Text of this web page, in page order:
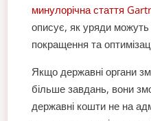
минулорічна стаття
описує, як уряди
покращення та
Якщо державні органи
більше завдань, вони
державні кошти не на